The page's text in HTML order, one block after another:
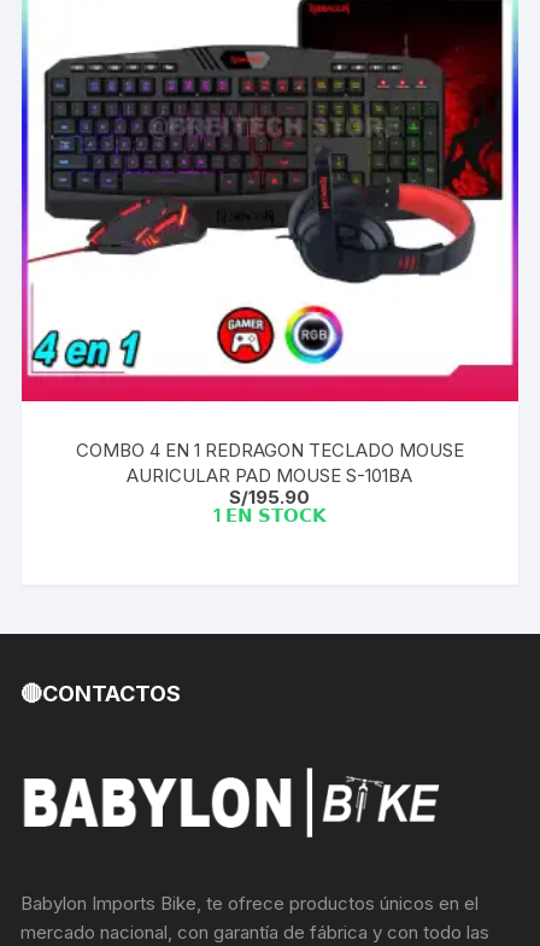
COMBO 4 EN 1 REDRAGON TECLADO MOUSE
AURICULAR PAD MOUSE S-101BA
S/195.90
1 𝗘𝗡 𝗦𝗧𝗢𝗖𝗞
🔴CONTACTOS
Babylon Imports Bike, te ofrece productos únicos en el
mercado nacional, con garantía de fábrica y con todo las